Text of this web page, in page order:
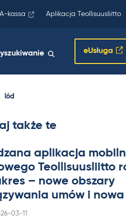
A-kassa Aplikacja Teollisuusliitto
eUsługa
lód
także te
apli­kacja
Teol­li­suus­liitto
– nowe obszary
umów i
03-11